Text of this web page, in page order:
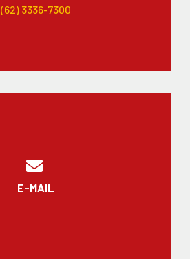
(62) 3336-7300
E-MAIL